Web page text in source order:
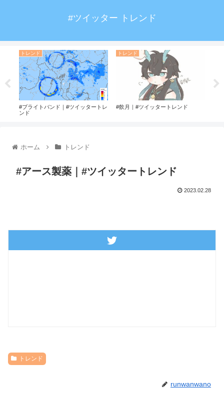
#ツイッター トレンド
トレンド
#ブライトバンド｜#ツイッタートレ
ンド
トレンド
#飲月｜#ツイッタートレンド
ホーム トレンド
#アース製薬｜#ツイッタートレンド
2023.02.28
トレンド
runwanwano